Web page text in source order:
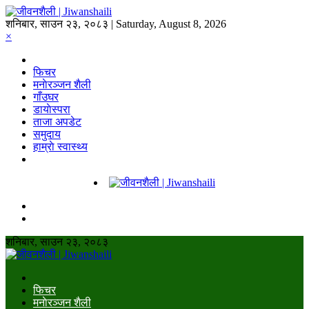
शनिबार, साउन २३, २०८३ | Saturday, August 8, 2026
×
फिचर
मनाेरञ्जन शैली
गाँउघर
डायाेस्परा
ताजा अपडेट
समुदाय
हाम्राे स्वास्थ्य
शनिबार, साउन २३, २०८३
फिचर
मनाेरञ्जन शैली